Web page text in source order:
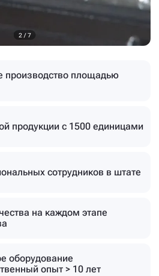
3 / 7
производство площадью
продукции с 1500 единицами
сотрудников в штате
на каждом этапе
оборудование
опыт > 10 лет